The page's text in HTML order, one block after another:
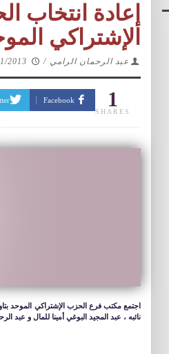
إعادة انتخاب
الإشتراكي
عبد الرحمان الرامي /
2013
1
SHARES
Facebook
اجتمع مكتب فرع الحزب الإشتراكي الموحد
نائبه ، عبد المجيد البوغي أمينا للمال و عبد